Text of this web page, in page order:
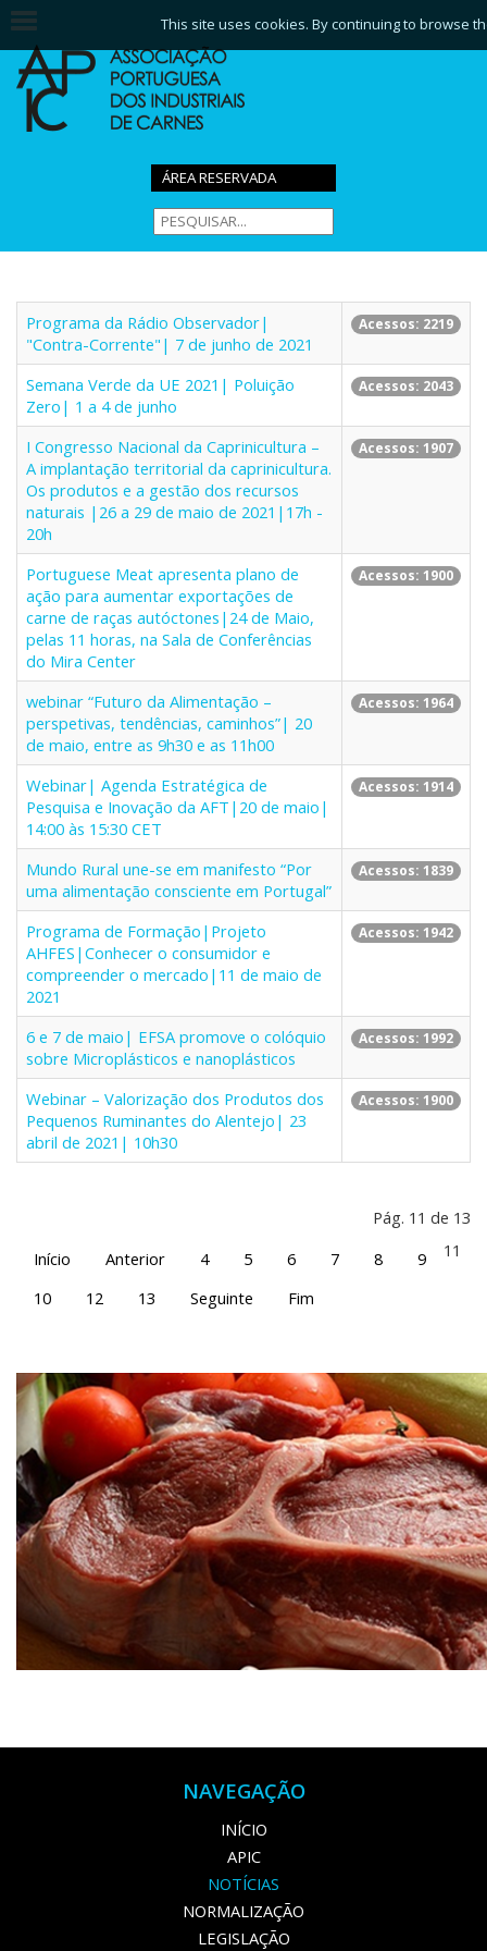
ÁREA RESERVADA
Programa da Rádio Observador|
"Contra-Corrente"| 7 de junho de 2021
Acessos: 2219
Semana Verde da UE 2021| Poluição
Zero| 1 a 4 de junho
Acessos: 2043
I Congresso Nacional da Caprinicultura –
A implantação territorial da caprinicultura.
Os produtos e a gestão dos recursos
naturais |26 a 29 de maio de 2021|17h -
20h
Acessos: 1907
Portuguese Meat apresenta plano de
ação para aumentar exportações de
carne de raças autóctones|24 de Maio,
pelas 11 horas, na Sala de Conferências
do Mira Center
Acessos: 1900
webinar “Futuro da Alimentação –
perspetivas, tendências, caminhos”| 20
de maio, entre as 9h30 e as 11h00
Acessos: 1964
Webinar| Agenda Estratégica de
Pesquisa e Inovação da AFT|20 de maio|
14:00 às 15:30 CET
Acessos: 1914
Mundo Rural une-se em manifesto “Por
uma alimentação consciente em Portugal”
Acessos: 1839
Programa de Formação|Projeto
AHFES|Conhecer o consumidor e
compreender o mercado|11 de maio de
2021
Acessos: 1942
6 e 7 de maio| EFSA promove o colóquio
sobre Microplásticos e nanoplásticos
Acessos: 1992
Webinar – Valorização dos Produtos dos
Pequenos Ruminantes do Alentejo| 23
abril de 2021| 10h30
Acessos: 1900
Pág. 11 de 13
Início
Anterior 4 5 6 7 8
9
10
11
12 13 Seguinte Fim
NAVEGAÇÃO
INÍCIO
APIC
NOTÍCIAS
NORMALIZAÇÃO
LEGISLAÇÃO
This site uses cookies. By continuing to browse